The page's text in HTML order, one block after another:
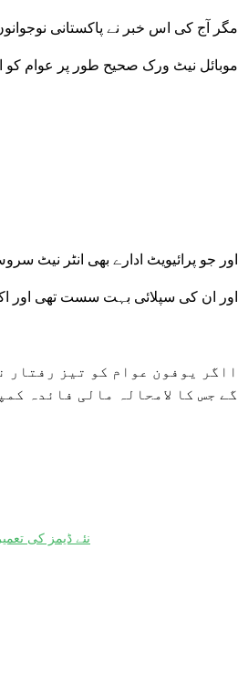
مگر آج کی اس خبر نے پاکستانی
موبائل نیٹ ورک صحیح طور پر عوام کو
اور جو پرائیویٹ ادارے بھی انٹر نیٹ
اور ان کی سپلائی بہت سست تھی اور
ااگر یوفون عوام کو تیز رفتار
گے جس کا لامحالہ مالی فائدہ
نئے ڈیمز کی تعمیر کا پراجیکٹ